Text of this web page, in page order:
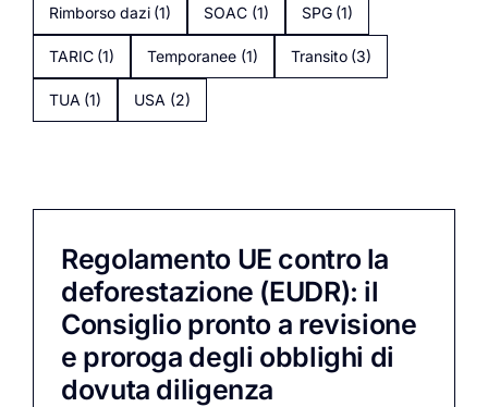
Rimborso dazi (1) SOAC (1) SPG (1)
TARIC (1) Temporanee (1) Transito (3)
TUA (1) USA (2)
Regolamento UE contro la
deforestazione (EUDR): il
Consiglio pronto a revisione
e proroga degli obblighi di
dovuta diligenza